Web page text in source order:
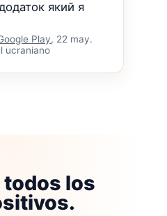
який я
Play, 22 may.
ucraniano
todos los